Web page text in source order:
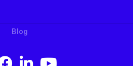
Blog